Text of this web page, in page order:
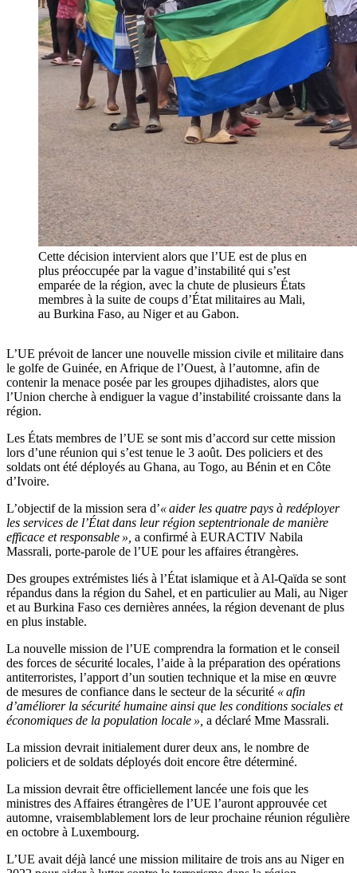
Cette décision intervient alors que l’UE est de plus en
plus préoccupée par la vague d’instabilité qui s’est
emparée de la région, avec la chute de plusieurs États
membres à la suite de coups d’État militaires au Mali,
au Burkina Faso, au Niger et au Gabon.
L’UE prévoit de lancer une nouvelle mission civile et militaire dans
le golfe de Guinée, en Afrique de l’Ouest, à l’automne, afin de
contenir la menace posée par les groupes djihadistes, alors que
l’Union cherche à endiguer la vague d’instabilité croissante dans la
région.
Les États membres de l’UE se sont mis d’accord sur cette mission
lors d’une réunion qui s’est tenue le 3 août. Des policiers et des
soldats ont été déployés au Ghana, au Togo, au Bénin et en Côte
d’Ivoire.
L’objectif de la mission sera d’« aider les quatre pays à redéployer
les services de l’État dans leur région septentrionale de manière
efficace et responsable », a confirmé à EURACTIV Nabila
Massrali, porte-parole de l’UE pour les affaires étrangères.
Des groupes extrémistes liés à l’État islamique et à Al-Qaïda se sont
répandus dans la région du Sahel, et en particulier au Mali, au Niger
et au Burkina Faso ces dernières années, la région devenant de plus
en plus instable.
La nouvelle mission de l’UE comprendra la formation et le conseil
des forces de sécurité locales, l’aide à la préparation des opérations
antiterroristes, l’apport d’un soutien technique et la mise en œuvre
de mesures de confiance dans le secteur de la sécurité « afin
d’améliorer la sécurité humaine ainsi que les conditions sociales et
économiques de la population locale », a déclaré Mme Massrali.
La mission devrait initialement durer deux ans, le nombre de
policiers et de soldats déployés doit encore être déterminé.
La mission devrait être officiellement lancée une fois que les
ministres des Affaires étrangères de l’UE l’auront approuvée cet
automne, vraisemblablement lors de leur prochaine réunion régulière
en octobre à Luxembourg.
L’UE avait déjà lancé une mission militaire de trois ans au Niger en